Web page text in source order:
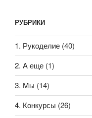
РУБРИКИ
1. Рукоделие (40)
2. А еще (1)
3. Мы (14)
4. Конкурсы (26)